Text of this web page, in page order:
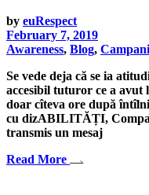
by euRespect
February 7, 2019
Awareness, Blog,
Se vede deja că se ia
accesibil tuturor ce a
doar cîteva ore după
cu dizABILITĂȚI,
transmis un mesaj
Read More